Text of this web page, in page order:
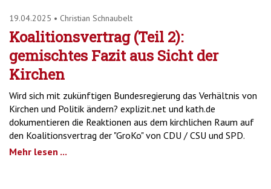
19.04.2025 • Christian Schnaubelt
Koalitionsvertrag (Teil 2):
gemischtes Fazit aus Sicht der
Kirchen
Wird sich mit zukünftigen Bundesregierung das Verhältnis von
Kirchen und Politik ändern? explizit.net und kath.de
dokumentieren die Reaktionen aus dem kirchlichen Raum auf
den Koalitionsvertrag der "GroKo" von CDU / CSU und SPD.
Mehr lesen ...